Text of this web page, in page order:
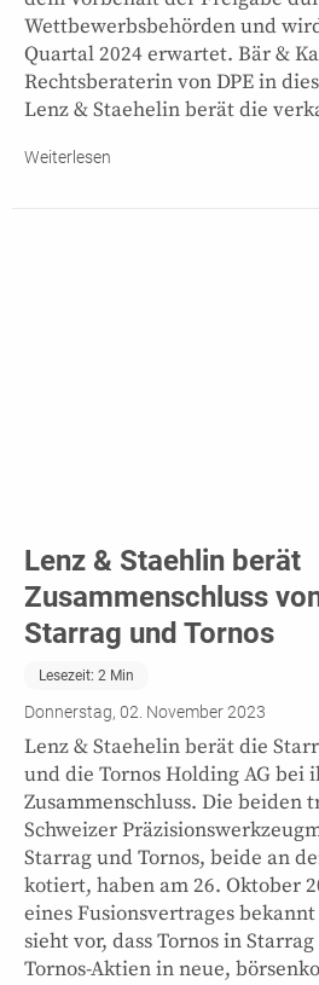
Wettbewerbsbehörden und
Quartal 2024 erwartet. Bär &
Rechtsberaterin von DPE in
Lenz & Staehelin berät die
Weiterlesen
Lenz & Staehlin berät
Zusammenschluss
Starrag und Tornos
Lesezeit: 2 Min
Donnerstag, 02. November 2023
Lenz & Staehelin berät die
und die Tornos Holding AG bei
Zusammenschluss. Die beiden
Schweizer
Starrag und Tornos, beide an
kotiert, haben am 26. Oktober
eines Fusionsvertrages
sieht vor, dass Tornos in
Tornos-Aktien in neue,